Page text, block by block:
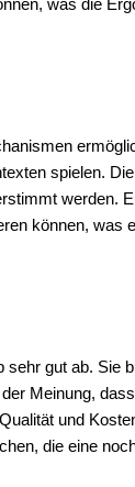
spielen.
werden.
können, was
gut ab. Sie
Meinung,
und
die eine